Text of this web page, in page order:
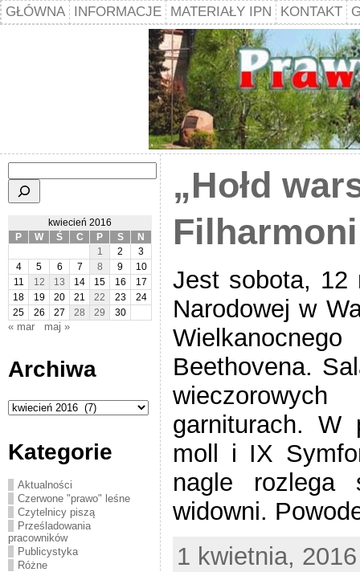
GŁÓWNA INFORMACJE MATERIAŁY IPN KONTAKT
kwiecień 2016
P
W Ś C P S
N
1
2
3
4
5 6 7 8 9
10
11
12 13 14 15 16
17
18
19 20 21 22 23
24
25
26 27 28 29 30
« mar maj »
Archiwa
Archiwa
Kategorie
Aktualności
Czerwone "prawo" leśne
Czytelnicy piszą
Prześladowania
pracowników
Publicystyka
Różne
„Hołd
Jest sobota, 12
Narodowej w
Beethovena.
garniturach. W
moll i IX
nagle rozlega
widowni.
1 kwietnia,